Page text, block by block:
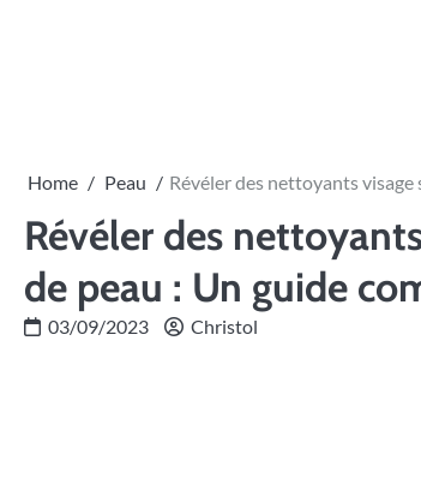
Home Peau Révéler des nettoyants visage
Révéler des
de peau : Un guide
03/09/2023 Christol